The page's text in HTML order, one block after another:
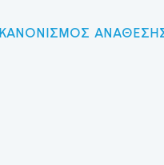
ΚΑΝΟΝΙΣΜΟΣ